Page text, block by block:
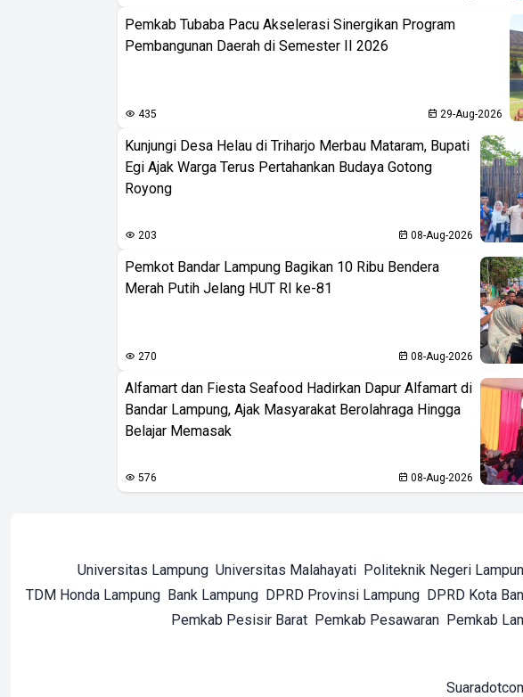
Pemkab Tubaba Pacu Akselerasi Sinergikan Program
Pembangunan Daerah di Semester II 2026
435 29-Aug-2026
Kunjungi Desa Helau di Triharjo Merbau Mataram, Bupati
Egi Ajak Warga Terus Pertahankan Budaya Gotong
Royong
203 08-Aug-2026
Pemkot Bandar Lampung Bagikan 10 Ribu Bendera
Merah Putih Jelang HUT RI ke-81
270 08-Aug-2026
Alfamart dan Fiesta Seafood Hadirkan Dapur Alfamart di
Bandar Lampung, Ajak Masyarakat Berolahraga Hingga
Belajar Memasak
576 08-Aug-2026
Universitas Lampung Universitas Malahayati Politeknik Negeri
TDM Honda Lampung Bank Lampung DPRD Provinsi Lampung DPRD Kota
Pemkab Pesisir Barat Pemkab Pesawaran Pemkab